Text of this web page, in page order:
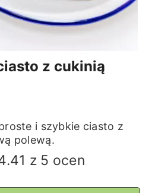
z cukinią
i szybkie ciasto z
polewą.
z 5 ocen